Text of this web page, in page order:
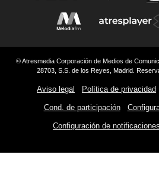
© Atresmedia Corporación de Medios de
28703, S.S. de los Reyes, Madrid.
Aviso legal Política de privacidad
Cond. de participación
Configuración de notificaciones